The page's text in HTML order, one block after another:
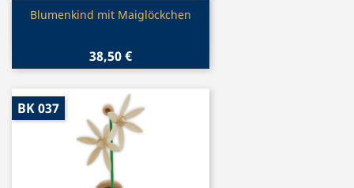
Vorschau
Blumenkind mit Maiglöckchen
38,50 €
BK 037